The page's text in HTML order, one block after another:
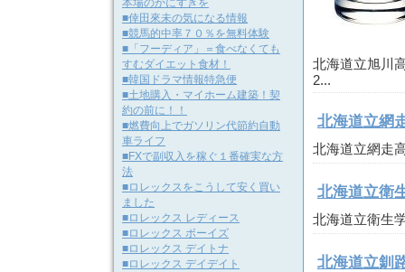
北海道立旭川
2...
北海道立網
北海道立網走
北海道立衛
北海道立衛生
北海道立釧
本場のかにすきを
■倖田來未の気になる情報
■競馬的中率７０％を無料体験
■「フーディア」＝食べなくても
すむダイエット食材！
■韓国ドラマ情報特急便
■土地購入・マイホーム建築！契
約の前に！！
■燃費向上でガソリン代節約自動
車ライフ
■FXで副収入を稼ぐ１番確実な方
法
■ロレックスをこうして安く買い
ました
■ロレックス レディース
■ロレックス ボーイズ
■ロレックス デイトナ
■ロレックス デイデイト